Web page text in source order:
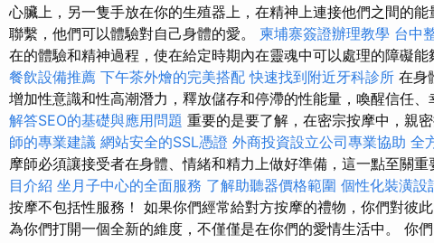
心臟上，另一隻手放在你的生殖器上，在精神上連接他們之間的
聯繫，他們可以體驗對自己身體的愛。 柬埔寨簽證辦理教學 台中
在的體驗和精神過程，使在給定時期內在靈魂中可以處理的障礙能
餐飲設備推薦 下午茶外燴的完美搭配 快速找到附近牙科診所 在身
增加性意識和性高潮潛力，釋放儲存和停滯的性能量，喚醒信任、
解答SEO的基礎與應用問題 重要的是要了解，在密宗按摩中，親
師的專業建議 網站安全的SSL憑證 外商投資設立公司專業協助 全
摩師必須讓接受者在身體、情緒和精力上做好準備，這一點至關重
目介紹 坐月子中心的全面服務 了解助聽器價格範圍 個性化裝潢設
按摩不包括性服務！ 如果你們經常給對方按摩的禮物，你們對彼
為你們打開一個全新的維度，不僅僅是在你們的愛情生活中。 你